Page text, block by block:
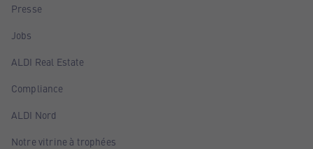
Presse
Jobs
ALDI Real Estate
Compliance
ALDI Nord
Notre vitrine à trophées